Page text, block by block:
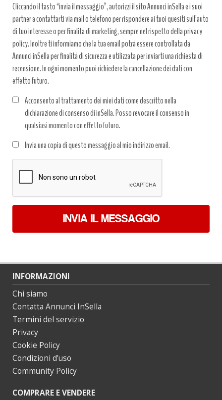
Cliccando il tasto “invia il messaggio”, autorizzi il sito Annunci inSella e i suoi
partner a contattarti via mail o telefono per rispondere ai tuoi quesiti sull’auto
di tuo interesse o per finalità di marketing, sempre nel rispetto della privacy
policy. Inoltre ti informiamo che la tua email potrà essere controllata da
Annunci inSella per finalità di sicurezza e utilizzata per inviarti una richiesta di
recensione. In ogni momento puoi richiedere la cancellazione dei dati con
effetto futuro.
Acconsento al trattamento dei miei dati come descritto nella
dichiarazione di consenso di inSella. Posso revocare il consenso in
qualsiasi momento con effetto futuro.
dati
*
Invia una copia di questo messaggio al mio indirizzo email.
INVIA IL MESSAGGIO
INFORMAZIONI
Chi siamo
Contatta Annunci InSella
Termini del servizio
Privacy
Cookie Policy
Condizioni d’uso
Community Policy
COMPRARE E VENDERE